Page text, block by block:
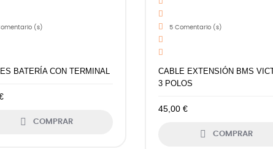
(s)
BATERÍA CON TERMINAL
 COMPRAR
5 Comentario (s)
CABLE EXTENSIÓN BMS
3 POLOS
45,00 €
 COMPRAR